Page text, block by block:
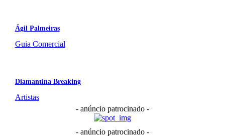
Ágil Palmeiras
Guia Comercial
Diamantina Breaking
Artistas
- anúncio patrocinado -
- anúncio patrocinado -